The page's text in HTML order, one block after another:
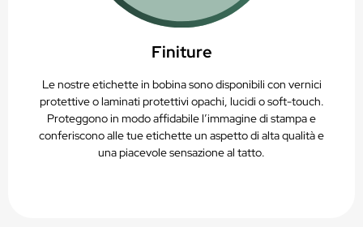
Finiture
Le nostre etichette in bobina sono disponibili con vernici
protettive o laminati protettivi opachi, lucidi o soft-touch.
Proteggono in modo affidabile l’immagine di stampa e
conferiscono alle tue etichette un aspetto di alta qualità e
una piacevole sensazione al tatto.